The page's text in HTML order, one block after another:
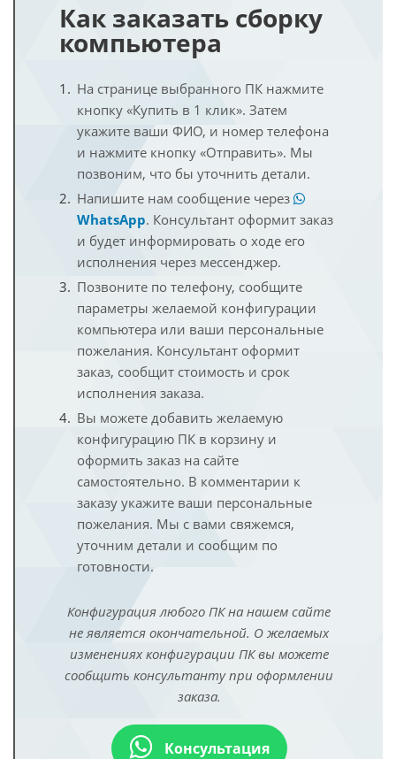
Как заказать сборку
компьютера
На странице выбранного ПК нажмите
кнопку «Купить в 1 клик». Затем
укажите ваши ФИО, и номер телефона
и нажмите кнопку «Отправить». Мы
позвоним, что бы уточнить детали.
Напишите нам сообщение через
WhatsApp. Консультант оформит заказ
и будет информировать о ходе его
исполнения через мессенджер.
Позвоните по телефону, сообщите
параметры желаемой конфигурации
компьютера или ваши персональные
пожелания. Консультант оформит
заказ, сообщит стоимость и срок
исполнения заказа.
Вы можете добавить желаемую
конфигурацию ПК в корзину и
оформить заказ на сайте
самостоятельно. В комментарии к
заказу укажите ваши персональные
пожелания. Мы с вами свяжемся,
уточним детали и сообщим по
готовности.
Конфигурация любого ПК на нашем сайте
не является окончательной. О желаемых
изменениях конфигурации ПК вы можете
сообщить консультанту при оформлении
заказа.
Консультация